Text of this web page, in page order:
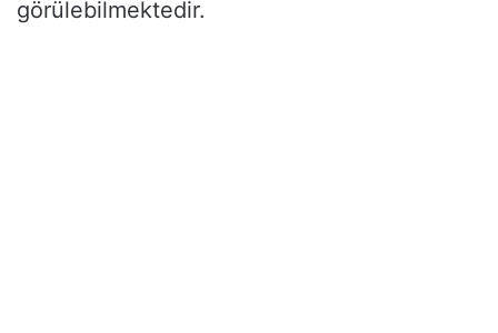
görülebilmektedir.